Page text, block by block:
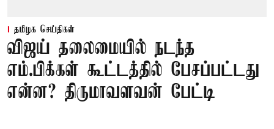
தமிழக செய்திகள்
விஜய் தலைமையில் நடந்த
எம்.பிக்கள் கூட்டத்தில் பேசப்பட்டது
என்ன? திருமாவளவன் பேட்டி